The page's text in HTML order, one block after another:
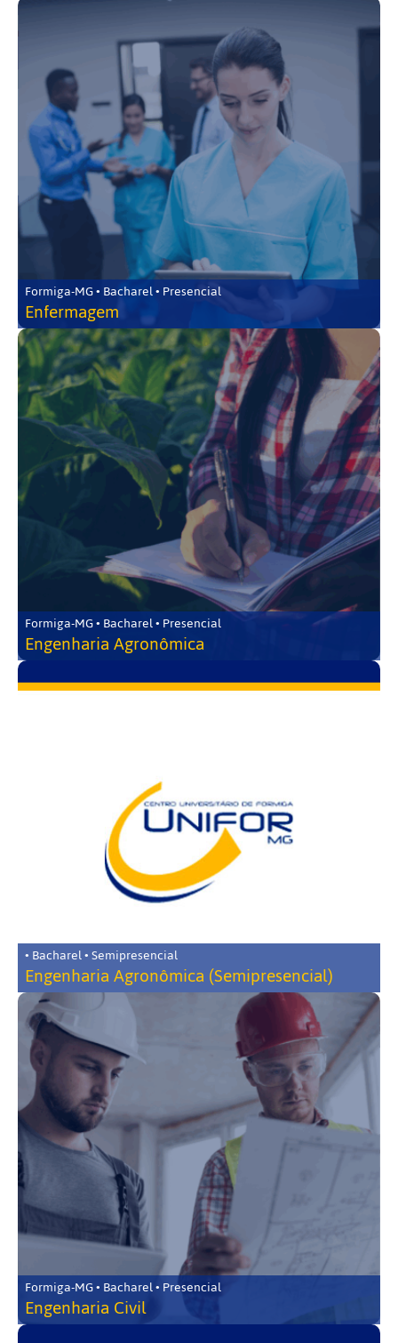
Formiga-MG • Bacharel • Presencial
Enfermagem
Formiga-MG • Bacharel • Presencial
Engenharia Agronômica
• Bacharel • Semipresencial
Engenharia Agronômica (Semipresencial)
Formiga-MG • Bacharel • Presencial
Engenharia Civil